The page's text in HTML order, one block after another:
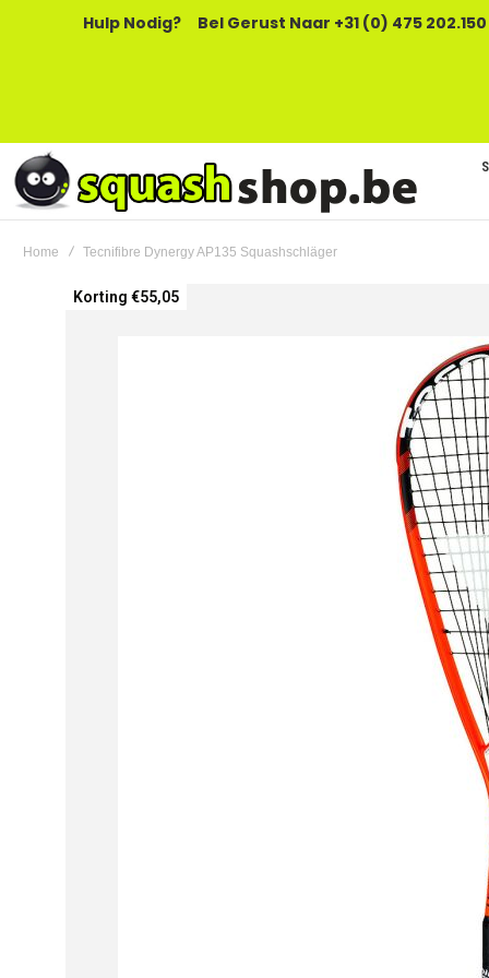
Hulp Nodig? Bel Gerust Naar +31 (0) 475
Home Tecnifibre Dynergy AP135 Squashschläger
Ga
Korting €55,05